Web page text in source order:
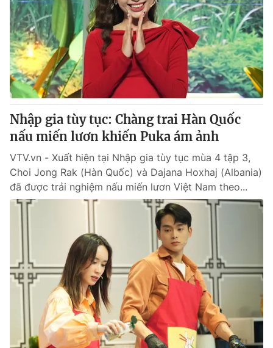
Nhập gia tùy tục: Chàng trai Hàn Quốc
nấu miến lươn khiến Puka ám ảnh
VTV.vn - Xuất hiện tại Nhập gia tùy tục mùa 4 tập 3,
Choi Jong Rak (Hàn Quốc) và Dajana Hoxhaj (Albania)
đã được trải nghiệm nấu miến lươn Việt Nam theo...